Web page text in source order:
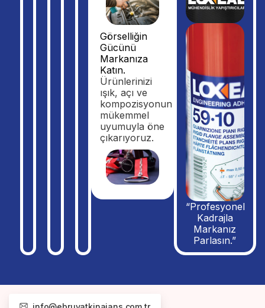
Görselliğin
Gücünü
Markanıza
Katın.
Ürünlerinizi
ışık, açı ve
kompozisyonun
mükemmel
uyumuyla öne
çıkarıyoruz.
“Profesyonel
Kadrajla
Markanız
Parlasın.”